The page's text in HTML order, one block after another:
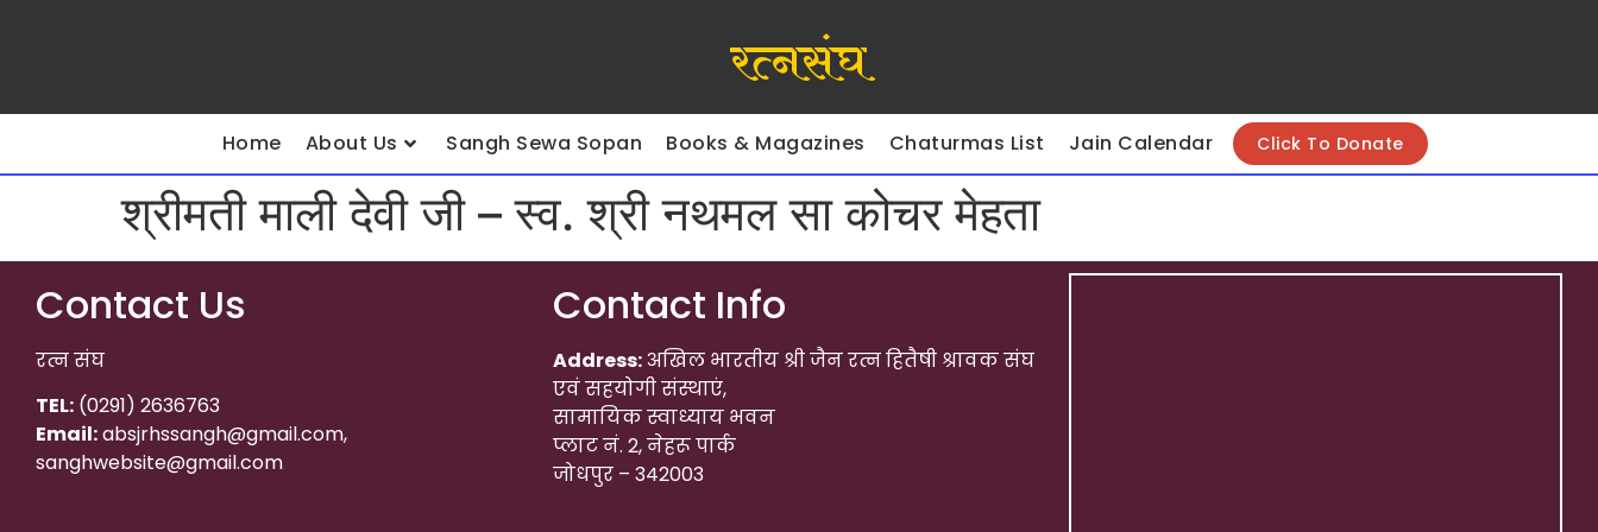
रत्नसंघ
Home About Us Sangh Sewa Sopan Books & Magazines Chaturmas List Jain Calendar Click To Donate
श्रीमती माली देवी जी – स्व. श्री नथमल सा कोचर मेहता
Contact Us
रत्न संघ
TEL: (0291) 2636763
Email:absjrhssangh@gmail.com,
sanghwebsite@gmail.com
Contact Info
Address:अखिल भारतीय श्री जैन रत्न हितैषी श्रावक संघ
एवं सहयोगी संस्थाएं,
सामायिक स्वाध्याय भवन
प्लाट नं. 2, नेहरू पार्क
जोधपुर – 342003